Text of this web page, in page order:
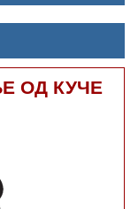
ОД КУЧЕ